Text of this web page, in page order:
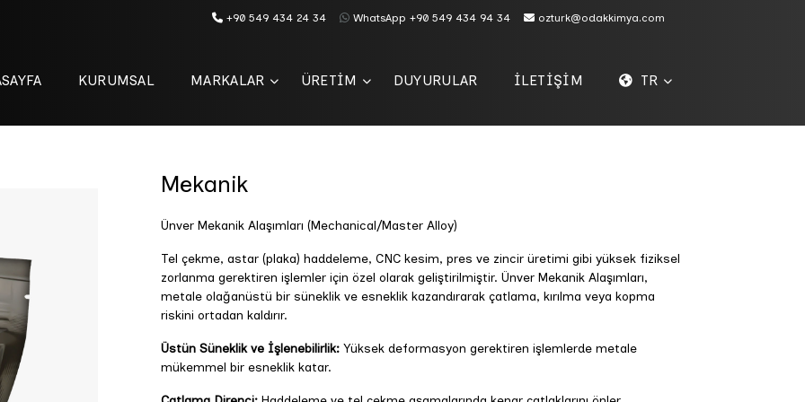
+90 549 434 24 34 WhatsApp +90 549 434 94 34 ozturk@odakkimya.com
KURUMSAL MARKALAR ÜRETİM DUYURULAR İLETİŞİM TR
Mekanik
Ünver Mekanik Alaşımları (Mechanical/Master Alloy)
Tel çekme, astar (plaka) haddeleme, CNC kesim, pres ve zincir üretimi gibi yüksek fiziksel
zorlanma gerektiren işlemler için özel olarak geliştirilmiştir. Ünver Mekanik Alaşımları,
metale olağanüstü bir süneklik ve esneklik kazandırarak çatlama, kırılma veya kopma
riskini ortadan kaldırır.
Üstün Süneklik ve İşlenebilirlik: Yüksek deformasyon gerektiren işlemlerde metale
mükemmel bir esneklik katar.